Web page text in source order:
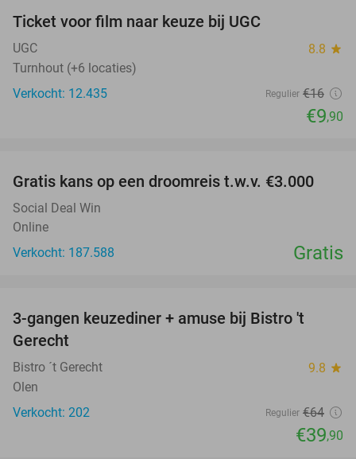
Ticket voor film naar keuze bij UGC
UGC 8.8 star
Turnhout (+6 locaties)
Verkocht: 12.435
Regulier €16
€9,90
Gratis kans op een droomreis t.w.v. €3.000
Social Deal Win
Online
Verkocht: 187.588
Gratis
3-gangen keuzediner + amuse bij Bistro 't
Gerecht
Bistro ´t Gerecht 9.8 star
Olen
Verkocht: 202
Regulier €64
€39,90